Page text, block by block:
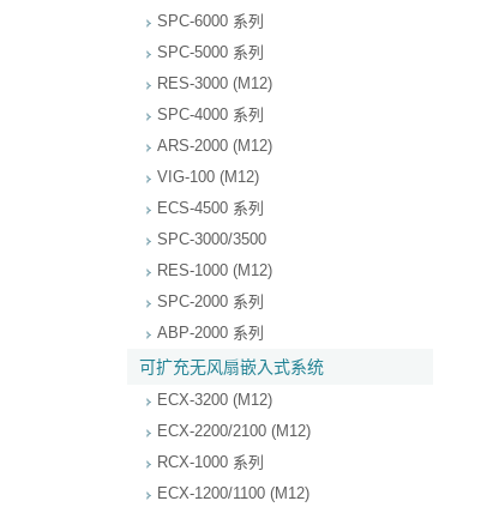
SPC-6000 系列
SPC-5000 系列
RES-3000 (M12)
SPC-4000 系列
ARS-2000 (M12)
VIG-100 (M12)
ECS-4500 系列
SPC-3000/3500
RES-1000 (M12)
SPC-2000 系列
ABP-2000 系列
可扩充无风扇嵌入式系统
ECX-3200 (M12)
ECX-2200/2100 (M12)
RCX-1000 系列
ECX-1200/1100 (M12)